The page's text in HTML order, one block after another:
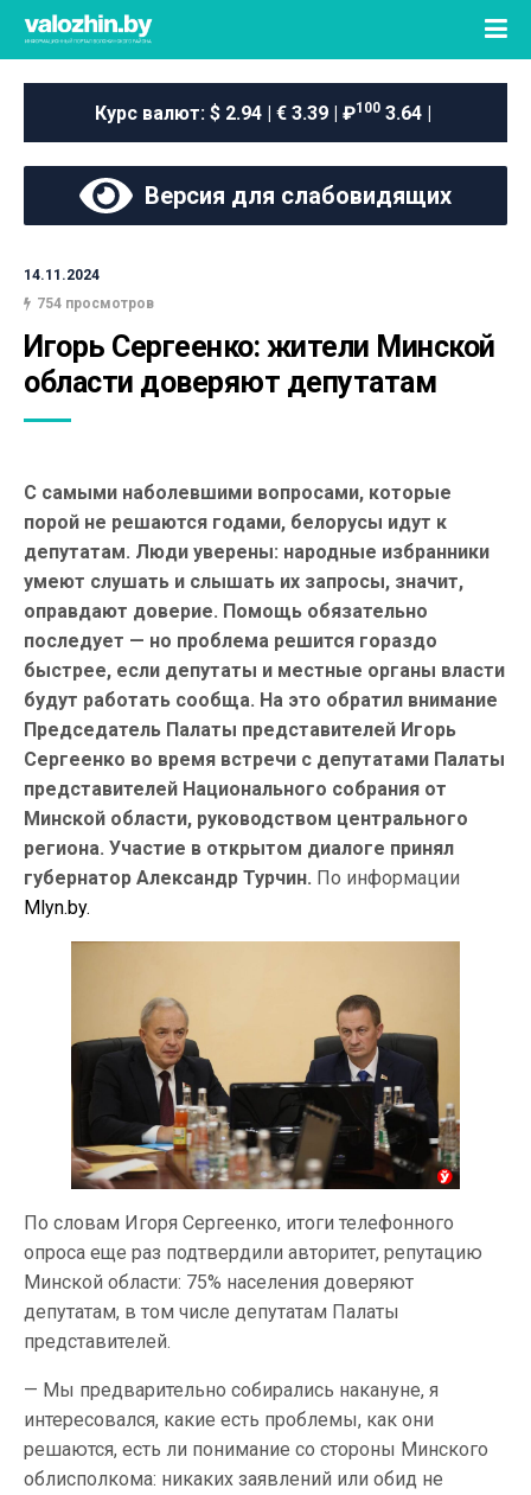
Курс валют: $ 2.94 | € 3.39 | ₽100 3.64 |
Версия для слабовидящих
14.11.2024
754 просмотров
Игорь Сергеенко: жители Минской
области доверяют депутатам
С самыми наболевшими вопросами, которые
порой не решаются годами, белорусы идут к
депутатам. Люди уверены: народные избранники
умеют слушать и слышать их запросы, значит,
оправдают доверие. Помощь обязательно
последует — но проблема решится гораздо
быстрее, если депутаты и местные органы власти
будут работать сообща. На это обратил внимание
Председатель Палаты представителей Игорь
Сергеенко во время встречи с депутатами Палаты
представителей Национального собрания от
Минской области, руководством центрального
региона. Участие в открытом диалоге принял
губернатор Александр Турчин. По информации
Mlyn.by.
По словам Игоря Сергеенко, итоги телефонного
опроса еще раз подтвердили авторитет, репутацию
Минской области: 75% населения доверяют
депутатам, в том числе депутатам Палаты
представителей.
— Мы предварительно собирались накануне, я
интересовался, какие есть проблемы, как они
решаются, есть ли понимание со стороны Минского
облисполкома: никаких заявлений или обид не